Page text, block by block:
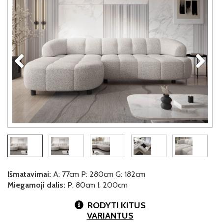
Išmatavimai: A: 77cm P: 280cm G: 182cm
Miegamoji dalis: P: 80cm I: 200cm
RODYTI KITUS
VARIANTUS